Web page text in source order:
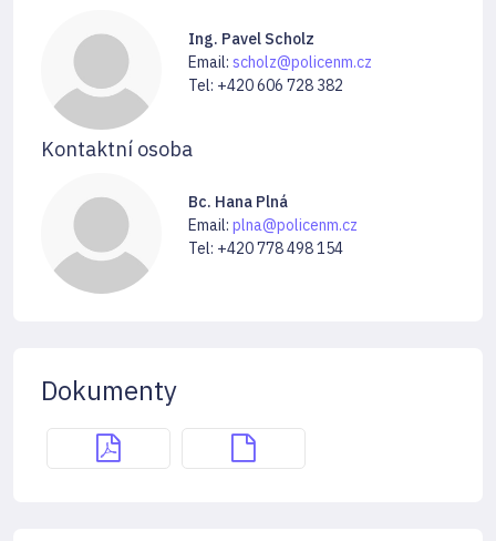
Ing. Pavel Scholz
Email: scholz@policenm.cz
Tel: +420 606 728 382
Kontaktní osoba
Bc. Hana Plná
Email: plna@policenm.cz
Tel: +420 778 498 154
Dokumenty